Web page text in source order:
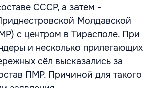
СССР, а затем -
Молдавской
с центром в Тирасполе. При
и несколько прилегающих
сёл высказались за
ПМР. Причиной для такого